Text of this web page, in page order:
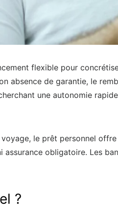
flexible pour
absence de garantie, le
une autonomie
le prêt personnel
obligatoire. Les
?